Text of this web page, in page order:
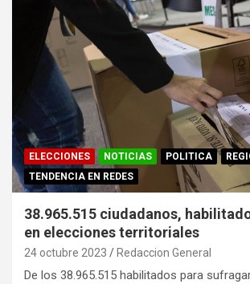
ELECCIONES NOTICIAS POLITICA
TENDENCIA EN REDES
38.965.515 ciudadanos,
en elecciones territoriales
24 octubre 2023 Redaccion General
De los 38.965.515 habilitados para